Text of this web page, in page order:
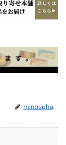
minosuha